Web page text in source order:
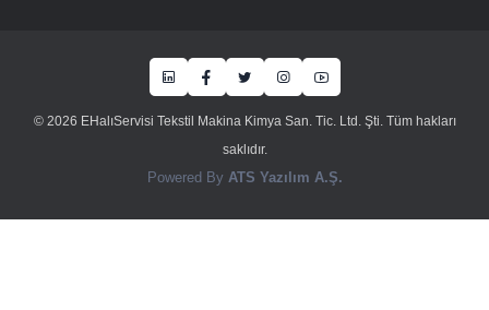
© 2026 EHalıServisi Tekstil Makina Kimya San. Tic. Ltd. Şti. Tüm hakları
saklıdır.
Powered By ATS Yazılım A.Ş.